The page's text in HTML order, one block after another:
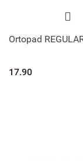
Ortopad
17.90